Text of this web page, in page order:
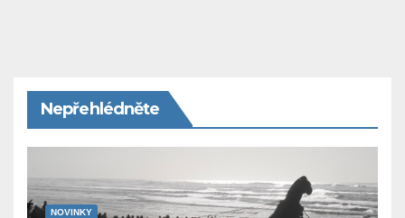
Nepřehlédněte
NOVINKY